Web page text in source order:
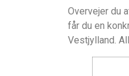
Overvejer du
får du en
Vestjylland.